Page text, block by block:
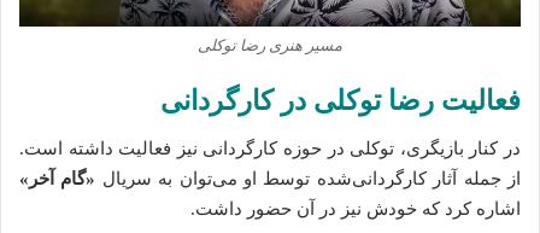
مسیر هنری رضا توکلی
فعالیت رضا توکلی در کارگردانی
در کنار بازیگری، توکلی در حوزه کارگردانی نیز فعالیت داشته است.
از جمله آثار کارگردانی‌شده توسط او می‌توان به سریال «گام آخر»
اشاره کرد که خودش نیز در آن حضور داشت.